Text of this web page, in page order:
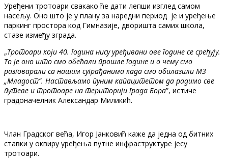
Уређени тротоари свакако ће дати лепши изглед самом
насељу. Оно што је у плану за наредни период је и уређење
паркинг простора код Гимназије, дворишта самих школа,
стазе између зграда.
„Тротоари који 40. година нису уређивани ове године се сређују.
То је оно што смо обећали прошле године и о чему смо
разговарали са нашим суграђанима када смо обилазили МЗ
„Младост”. Настављамо пуним капацитетом да радимо све
путеве и тротоаре на територији града Бора”, истиче
градоначелник Александар Миликић.
Члан Градског већа, Игор Јанковић каже да једна од битних
ставки у оквиру уређења путне инфраструктуре јесу
тротоари.